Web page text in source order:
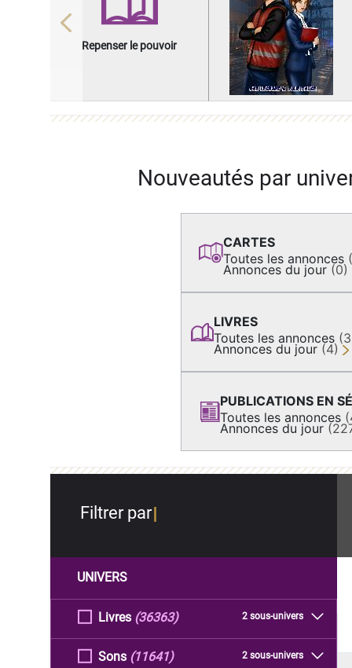
Repenser le pouvoir
Previous
Nouveautés par
CARTES
Toutes les annonces
Annonces du jour (0)
LIVRES
Toutes les annonces
Annonces du jour (4)
PUBLICATIONS EN
Toutes les annonces
Annonces du jour
Filtrer par
UNIVERS
Livres 2 sous-univers
(36363)
Sons 2 sous-univers
(11641)